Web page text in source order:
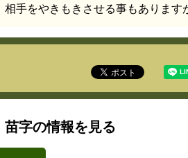
相手をやきもきさせる事もあります
苗字の情報を見る